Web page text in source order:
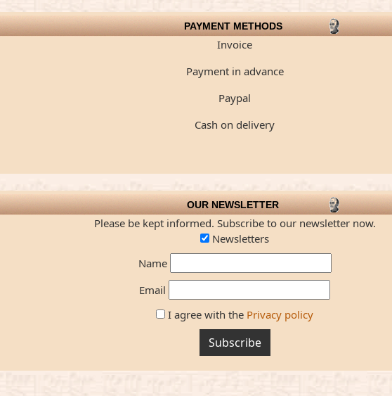
PAYMENT METHODS
Invoice
Payment in advance
Paypal
Cash on delivery
OUR NEWSLETTER
Please be kept informed. Subscribe to our newsletter now.
Newsletters
Name
Email
I agree with the Privacy policy
Subscribe